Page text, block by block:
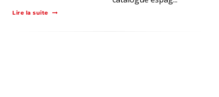
Lire la suite